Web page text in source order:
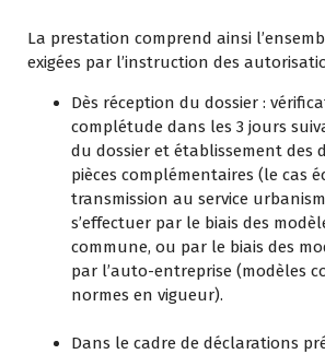
La prestation comprend ainsi
exigées par l’instruction des
Dès réception du dossier :
complétude dans les 3 jours
du dossier et établissement des
pièces complémentaires (le cas
transmission au service
s’effectuer par le biais des
commune, ou par le biais des
par l’auto-entreprise (modèles
normes en vigueur).
Dans le cadre de déclarations